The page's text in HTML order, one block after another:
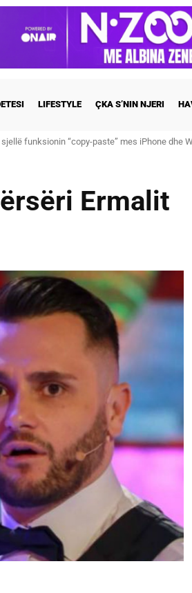
LIFESTYLE ÇKA S’NIN NJERI
funksionin “copy-paste” mes iPhone dhe
dhe Georgina martohen këtë të shtunë,
Ermalit